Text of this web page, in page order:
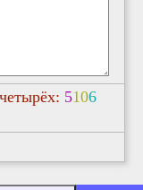
5106